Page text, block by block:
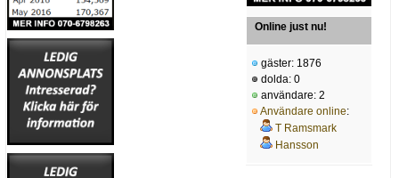
Online just nu!
gäster: 1876
dolda: 0
användare: 2
Användare online:
T Ramsmark
Hansson